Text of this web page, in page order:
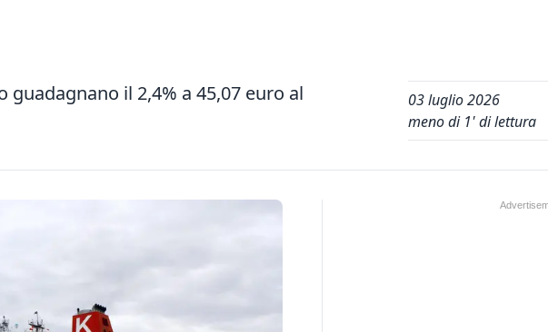
il 2,4% a 45,07 euro al
03 luglio 2026
meno di 1' di lettura